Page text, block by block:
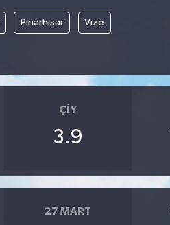
Pınarhisar Vize
ÇIY
3.9
27 MART